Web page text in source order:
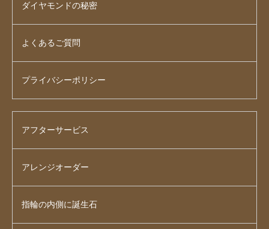
ダイヤモンドの秘密
よくあるご質問
プライバシーポリシー
アフターサービス
アレンジオーダー
指輪の内側に誕生石